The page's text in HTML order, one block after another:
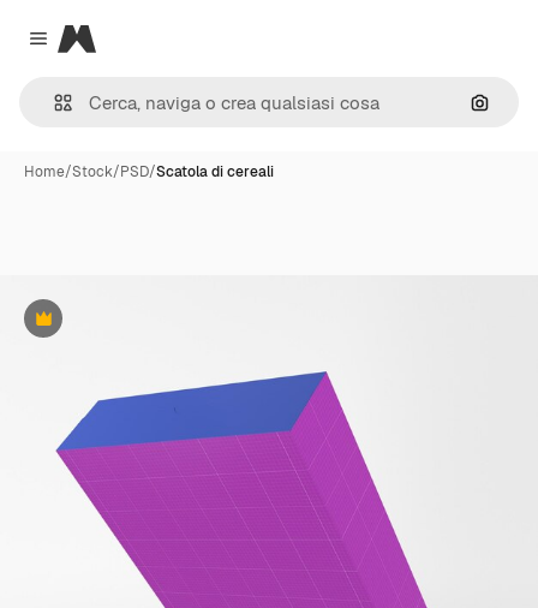
Close menu
Magnific
Cerca
Home/Stock/PSD/Scatola di cereali
Premium